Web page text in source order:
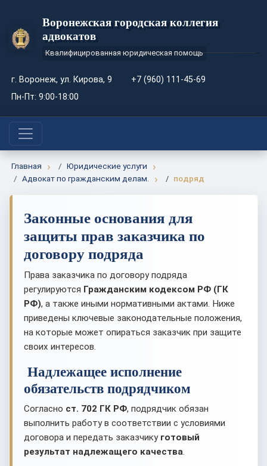
Воронежская городская коллегия
адвокатов
Квалифицированная юридическая помощь
г. Воронеж, ул. Кирова, 9
+7 (960) 111-45-69
Пн-Пт: 9:00-18:00
Главная
Юридические услуги
Адвокат по гражданским делам.
подряд
Законные основания для
защиты прав заказчика по
договору подряда
Права заказчика по договору подряда
регулируются Гражданским кодексом РФ (ГК
РФ), а также иными нормативными актами. Ниже
приведены ключевые законодательные положения,
на которые может опираться заказчик при защите
своих интересов.
Надлежащее исполнение
обязательств подрядчиком
Согласно ст. 702 ГК РФ, подрядчик обязан
выполнить работу в соответствии с условиями
договора и передать заказчику готовый
результат надлежащего качества.